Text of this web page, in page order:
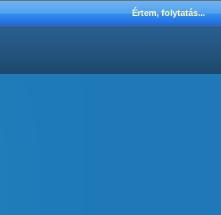
Értem, folytatás...